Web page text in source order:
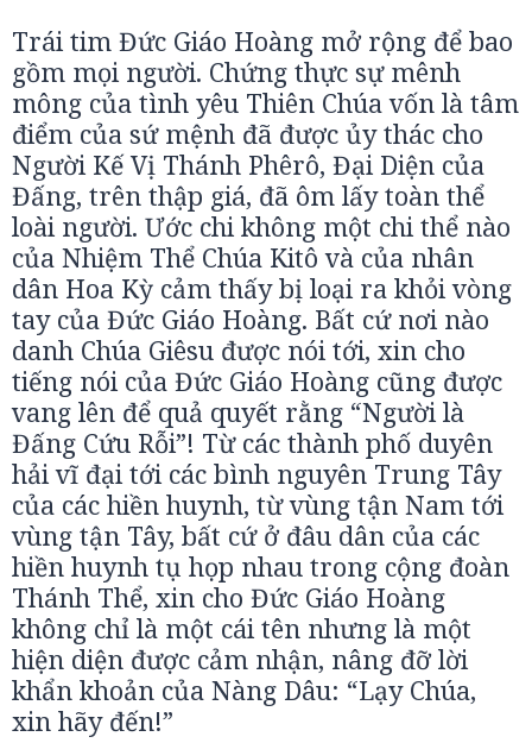
Trái tim Đức Giáo Hoàng mở rộng để bao
gồm mọi người. Chứng thực sự mênh
mông của tình yêu Thiên Chúa vốn là tâm
điểm của sứ mệnh đã được ủy thác cho
Người Kế Vị Thánh Phêrô, Đại Diện của
Đấng, trên thập giá, đã ôm lấy toàn thể
loài người. Ước chi không một chi thể nào
của Nhiệm Thể Chúa Kitô và của nhân
dân Hoa Kỳ cảm thấy bị loại ra khỏi vòng
tay của Đức Giáo Hoàng. Bất cứ nơi nào
danh Chúa Giêsu được nói tới, xin cho
tiếng nói của Đức Giáo Hoàng cũng được
vang lên để quả quyết rằng “Người là
Đấng Cứu Rỗi”! Từ các thành phố duyên
hải vĩ đại tới các bình nguyên Trung Tây
của các hiền huynh, từ vùng tận Nam tới
vùng tận Tây, bất cứ ở đâu dân của các
hiền huynh tụ họp nhau trong cộng đoàn
Thánh Thể, xin cho Đức Giáo Hoàng
không chỉ là một cái tên nhưng là một
hiện diện được cảm nhận, nâng đỡ lời
khẩn khoản của Nàng Dâu: “Lạy Chúa,
xin hãy đến!”